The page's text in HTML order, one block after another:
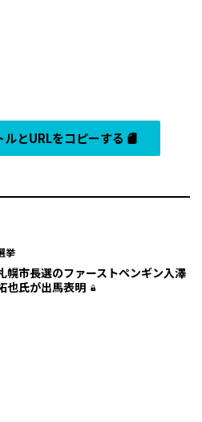
とURLをコピーする
挙
幌市長選のファーストペンギン――入澤
也氏が出馬表明